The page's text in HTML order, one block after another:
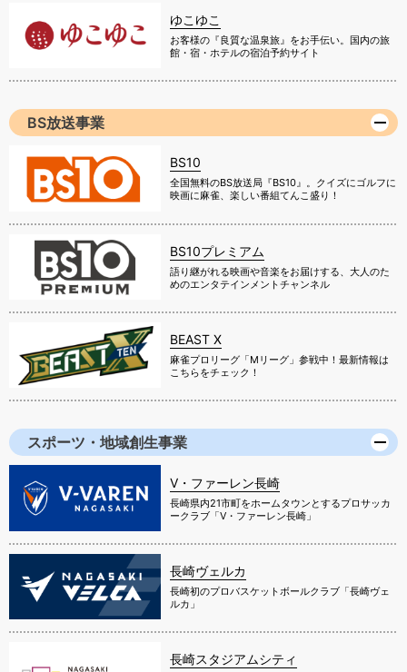
ゆこゆこ
お客様の『良質な温泉旅』をお手伝い。国内の旅
館・宿・ホテルの宿泊予約サイト
BS放送事業
BS10
全国無料のBS放送局『BS10』。クイズにゴルフに
映画に麻雀、楽しい番組てんこ盛り！
BS10プレミアム
語り継がれる映画や音楽をお届けする、大人のた
めのエンタテインメントチャンネル
BEAST X
麻雀プロリーグ「Mリーグ」参戦中！最新情報は
こちらをチェック！
スポーツ・地域創生事業
V・ファーレン長崎
長崎県内21市町をホームタウンとするプロサッカ
ークラブ「V・ファーレン長崎」
長崎ヴェルカ
長崎初のプロバスケットボールクラブ「長崎ヴェ
ルカ」
長崎スタジアムシティ